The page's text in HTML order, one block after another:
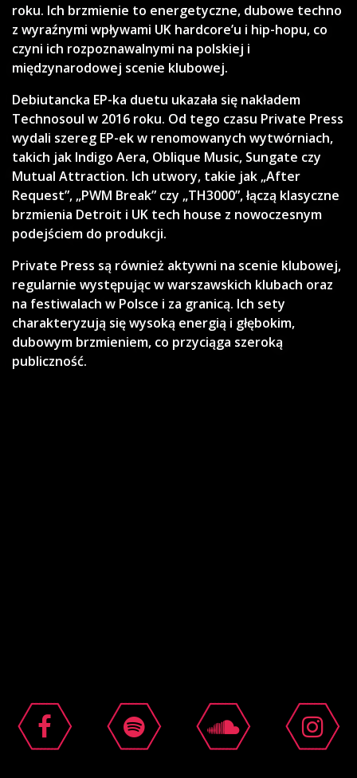
roku. Ich brzmienie to energetyczne, dubowe techno
z wyraźnymi wpływami UK hardcore’u i hip-hopu, co
czyni ich rozpoznawalnymi na polskiej i
międzynarodowej scenie klubowej.
Debiutancka EP-ka duetu ukazała się nakładem
Technosoul w 2016 roku. Od tego czasu Private Press
wydali szereg EP-ek w renomowanych wytwórniach,
takich jak Indigo Aera, Oblique Music, Sungate czy
Mutual Attraction. Ich utwory, takie jak „After
Request”, „PWM Break” czy „TH3000”, łączą klasyczne
brzmienia Detroit i UK tech house z nowoczesnym
podejściem do produkcji.
Private Press są również aktywni na scenie klubowej,
regularnie występując w warszawskich klubach oraz
na festiwalach w Polsce i za granicą. Ich sety
charakteryzują się wysoką energią i głębokim,
dubowym brzmieniem, co przyciąga szeroką
publiczność.